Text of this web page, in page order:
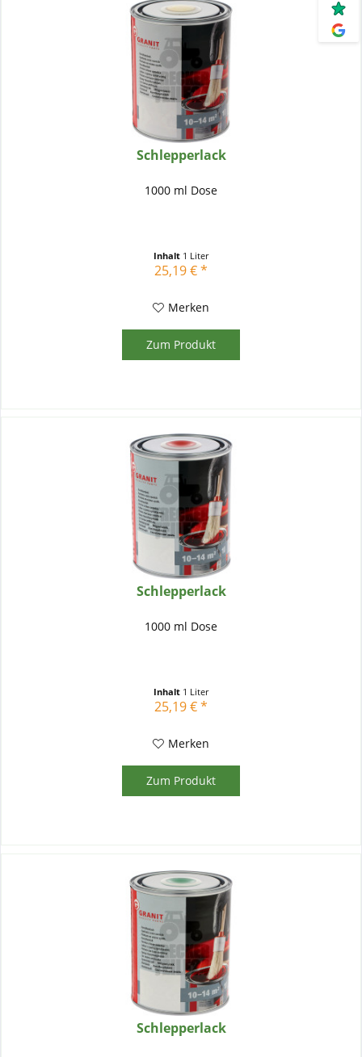
Schlepperlack
1000 ml Dose
Inhalt 1 Liter
25,19 € *
Merken
Zum Produkt
Schlepperlack
1000 ml Dose
Inhalt 1 Liter
25,19 € *
Merken
Zum Produkt
Schlepperlack